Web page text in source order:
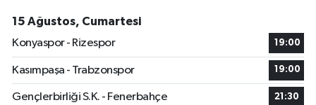
15 Ağustos, Cumartesi
Konyaspor - Rizespor
19:00
Kasımpaşa - Trabzonspor 19:00
Gençlerbirliği S.K. - Fenerbahçe 21:30